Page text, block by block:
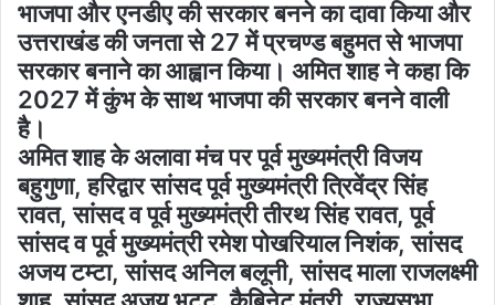
भाजपा और एनडीए की सरकार बनने का दावा किया और
उत्तराखंड की जनता से 27 में प्रचण्ड बहुमत से भाजपा
सरकार बनाने का आह्वान किया। अमित शाह ने कहा कि
2027 में कुंभ के साथ भाजपा की सरकार बनने वाली
है।
अमित शाह के अलावा मंच पर पूर्व मुख्यमंत्री विजय
बहुगुणा, हरिद्वार सांसद पूर्व मुख्यमंत्री त्रिवेंद्र सिंह
रावत, सांसद व पूर्व मुख्यमंत्री तीरथ सिंह रावत, पूर्व
सांसद व पूर्व मुख्यमंत्री रमेश पोखरियाल निशंक, सांसद
अजय टम्टा, सांसद अनिल बलूनी, सांसद माला राजलक्ष्मी